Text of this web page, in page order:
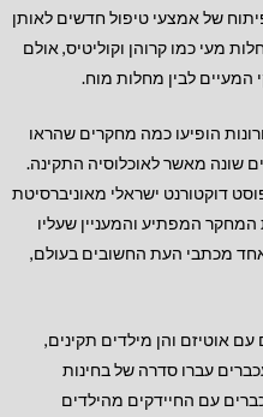
של אמצעי טיפול חדשים לאותן
מעי כמו קרוהן וקוליטיס, אולם
המעיים לבין מחלות מוח.
הופיעו כמה מחקרים שהראו
שונה מאשר לאוכלוסיה התקינה.
דוקטורנט ישראלי מאוניברסיטת
המפתיע והמעניין שעליו
מכתבי העת החשובים בעולם,
עם אוטיזם והן מילדים תקינים,
עברו סדרה של בחינות
עם החיידקים מהילדים